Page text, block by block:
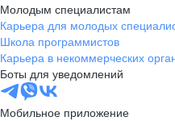
Молодым специалистам
Карьера для молодых
Школа программистов
Карьера в некоммерческих
Боты для уведомлений
Мобильное приложение